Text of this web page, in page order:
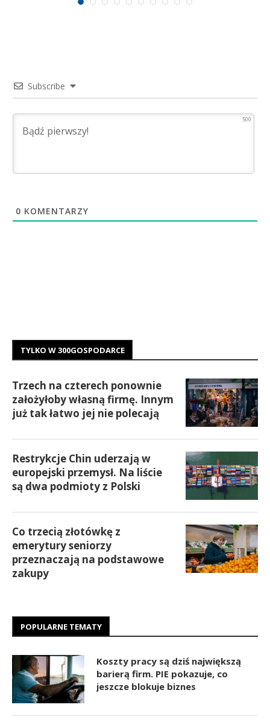
Subscribe
500
0 KOMENTARZY
TYLKO W 300GOSPODARCE
Trzech na czterech ponownie
założyłoby własną firmę. Innym
już tak łatwo jej nie polecają
Restrykcje Chin uderzają w
europejski przemysł. Na liście
są dwa podmioty z Polski
Co trzecią złotówkę z
emerytury seniorzy
przeznaczają na podstawowe
zakupy
POPULARNE TEMATY
Koszty pracy są dziś największą
barierą firm. PIE pokazuje, co
jeszcze blokuje biznes